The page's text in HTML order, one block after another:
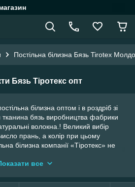
Постільна білизна Бязь Tirotex
Бязь Тіротекс опт
білизна оптом і в роздріб зі
тканина бязь виробництва фабрики
волокна.! Великий вибір
прань, а колір при цьому
білизна компанії «Тіротекс» не
при цьому зберігається
Насамперед тому купуйте і
все